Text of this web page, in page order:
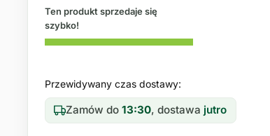
Ten produkt sprzedaje się
szybko!
Przewidywany czas dostawy:
Zamów do13:30, dostawa jutro